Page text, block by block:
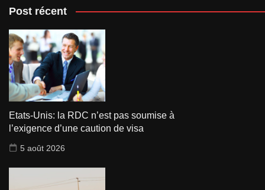
Post récent
Etats-Unis: la RDC n’est pas soumise à
l’exigence d’une caution de visa
5 août 2026